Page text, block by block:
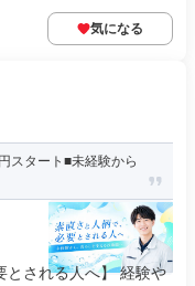
気になる
スタート■未経験から
とされる人へ】 経験や